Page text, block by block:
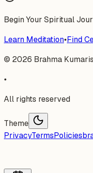
Begin Your Spiritual
Learn Meditation•Find
© 2026 Brahma Kumaris
•
All rights reserved
Theme
PrivacyTermsPolicies